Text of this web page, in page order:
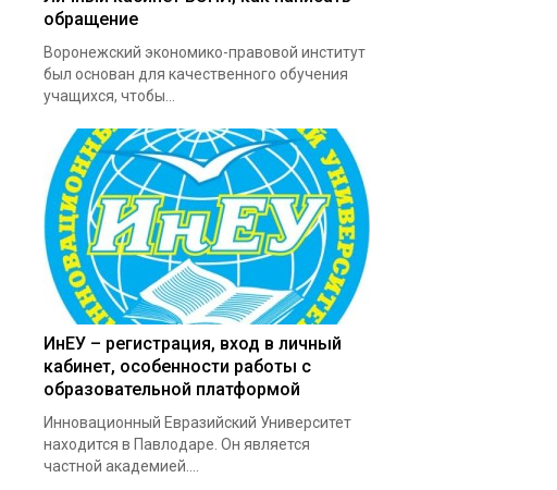
обращение
Воронежский экономико-правовой институт
был основан для качественного обучения
учащихся, чтобы...
ИнЕУ – регистрация, вход в личный
кабинет, особенности работы с
образовательной платформой
Инновационный Евразийский Университет
находится в Павлодаре. Он является
частной академией....